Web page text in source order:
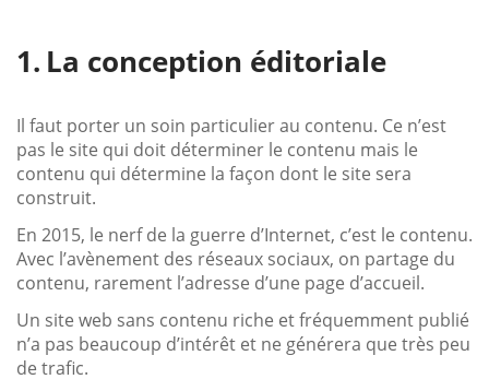
La conception éditoriale
Il faut porter un soin particulier au contenu. Ce n’est
pas le site qui doit déterminer le contenu mais le
contenu qui détermine la façon dont le site sera
construit.
En 2015, le nerf de la guerre d’Internet, c’est le contenu.
Avec l’avènement des réseaux sociaux, on partage du
contenu, rarement l’adresse d’une page d’accueil.
Un site web sans contenu riche et fréquemment publié
n’a pas beaucoup d’intérêt et ne générera que très peu
de trafic.